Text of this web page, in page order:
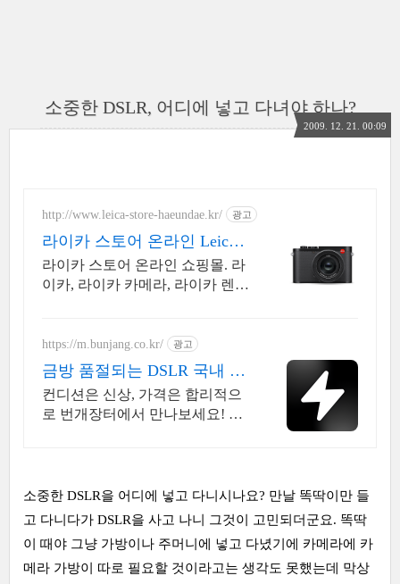
소중한 DSLR, 어디에 넣고 다녀야 하나?
2009. 12. 21. 00:09
http://www.leica-store-haeundae.kr/ 광고
라이카 스토어 온라인 Leica S
tore
라이카 스토어 온라인 쇼핑몰. 라
이카, 라이카 카메라, 라이카 렌
https://m.bunjang.co.kr/ 광고
금방 품절되는 DSLR 국내 최
대 브랜드 중고거래
컨디션은 신상, 가격은 합리적으
로 번개장터에서 만나보세요! 전
소중한 DSLR을 어디에 넣고 다니시나요? 만날 똑딱이만 들
고 다니다가 DSLR을 사고 나니 그것이 고민되더군요. 똑딱
이 때야 그냥 가방이나 주머니에 넣고 다녔기에 카메라에 카
메라 가방이 따로 필요할 것이라고는 생각도 못했는데 막상